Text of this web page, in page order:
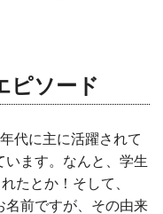
ピソード
代に主に活躍されて
います。なんと、学生
たとか！そして、
名前ですが、その由来